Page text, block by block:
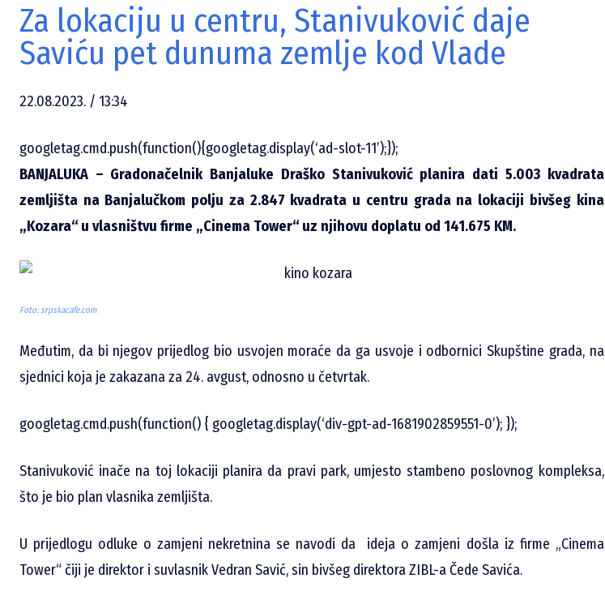
Za lokaciju u centru, Stanivuković daje
Saviću pet dunuma zemlje kod Vlade
22.08.2023. / 13:34
googletag.cmd.push(function(){googletag.display(‘ad-slot-11’);});
BANJALUKA – Gradonačelnik Banjaluke Draško Stanivuković planira dati 5.003 kvadrata
zemljišta na Banjalučkom polju za 2.847 kvadrata u centru grada na lokaciji bivšeg kina
„Kozara“ u vlasništvu firme „Cinema Tower“ uz njihovu doplatu od 141.675 KM.
Foto: srpskacafe.com
Međutim, da bi njegov prijedlog bio usvojen moraće da ga usvoje i odbornici Skupštine grada, na
sjednici koja je zakazana za 24. avgust, odnosno u četvrtak.
googletag.cmd.push(function() { googletag.display(‘div-gpt-ad-1681902859551-0’); });
Stanivuković inače na toj lokaciji planira da pravi park, umjesto stambeno poslovnog kompleksa,
što je bio plan vlasnika zemljišta.
U prijedlogu odluke o zamjeni nekretnina se navodi da ideja o zamjeni došla iz firme „Cinema
Tower“ čiji je direktor i suvlasnik Vedran Savić, sin bivšeg direktora ZIBL-a Čede Savića.